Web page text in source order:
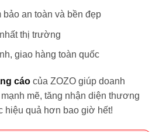
an toàn và bền đẹp
thị trường
giao hàng toàn quốc
cáo của ZOZO giúp doanh
mẽ, tăng nhận diện thương
hiệu quả hơn bao giờ hết!